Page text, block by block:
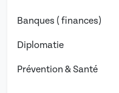
Banques ( finances)
Diplomatie
Prévention & Santé